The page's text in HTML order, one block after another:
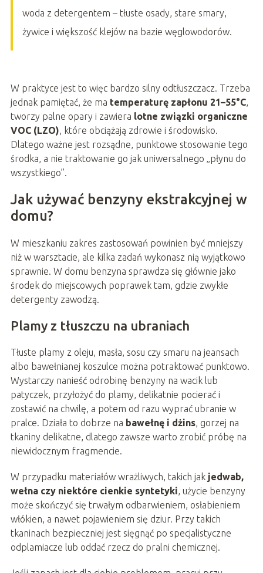
woda z detergentem – tłuste osady, stare smary,
żywice i większość klejów na bazie węglowodorów.
W praktyce jest to więc bardzo silny odtłuszczacz. Trzeba
jednak pamiętać, że ma temperaturę zapłonu 21–55°C,
tworzy palne opary i zawiera lotne związki organiczne
VOC (LZO), które obciążają zdrowie i środowisko.
Dlatego ważne jest rozsądne, punktowe stosowanie tego
środka, a nie traktowanie go jak uniwersalnego „płynu do
wszystkiego”.
Jak używać benzyny ekstrakcyjnej w
domu?
W mieszkaniu zakres zastosowań powinien być mniejszy
niż w warsztacie, ale kilka zadań wykonasz nią wyjątkowo
sprawnie. W domu benzyna sprawdza się głównie jako
środek do miejscowych poprawek tam, gdzie zwykłe
detergenty zawodzą.
Plamy z tłuszczu na ubraniach
Tłuste plamy z oleju, masła, sosu czy smaru na jeansach
albo bawełnianej koszulce można potraktować punktowo.
Wystarczy nanieść odrobinę benzyny na wacik lub
patyczek, przyłożyć do plamy, delikatnie pocierać i
zostawić na chwilę, a potem od razu wyprać ubranie w
pralce. Działa to dobrze na bawełnę i dżins, gorzej na
tkaniny delikatne, dlatego zawsze warto zrobić próbę na
niewidocznym fragmencie.
W przypadku materiałów wrażliwych, takich jak jedwab,
wełna czy niektóre cienkie syntetyki, użycie benzyny
może skończyć się trwałym odbarwieniem, osłabieniem
włókien, a nawet pojawieniem się dziur. Przy takich
tkaninach bezpieczniej jest sięgnąć po specjalistyczne
odplamiacze lub oddać rzecz do pralni chemicznej.